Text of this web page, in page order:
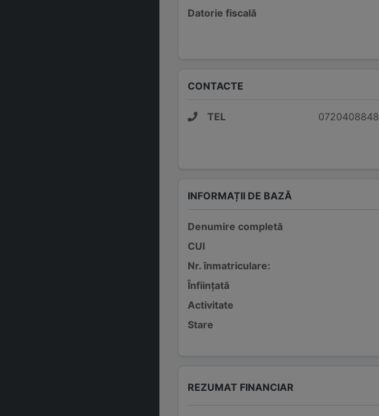
Datorie fiscală
CONTACTE
TEL 0720408848
INFORMAȚII DE BAZĂ
Denumire completă
CUI
Nr. înmatriculare:
Înființată
Activitate
Stare
REZUMAT FINANCIAR